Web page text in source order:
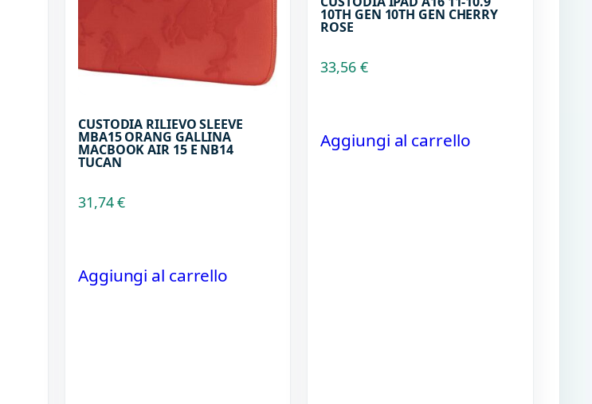
CUSTODIA RILIEVO SLEEVE
MBA15 ORANG GALLINA
MACBOOK AIR 15 E NB14
TUCAN
31,74€
Aggiungi al carrello
10TH GEN 10TH GEN CHERRY
ROSE
33,56 €
Aggiungi al carrello